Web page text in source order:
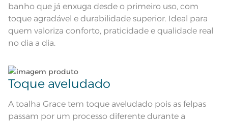
Acabamento
Toque super macio; Excelente
absorção; Pré-encolhido; Antipiling;
Corpo aveludado em jacquard;
Tecnologia Unika
Instruções de Lavagem
Lavar com temperatura máxima
de 40°C; Não alvejar; Secar com
Observações
Fios Fio Tecnologia Unika
Ao pendurar as toalhas, recomenda-se sacudi-las
bem;
banho que já enxuga desde o primeiro uso, com
toque agradável e durabilidade superior. Ideal para
quem valoriza conforto, praticidade e qualidade real
no dia a dia.
Toque aveludado
A toalha Grace tem toque aveludado pois as felpas
passam por um processo diferente durante a